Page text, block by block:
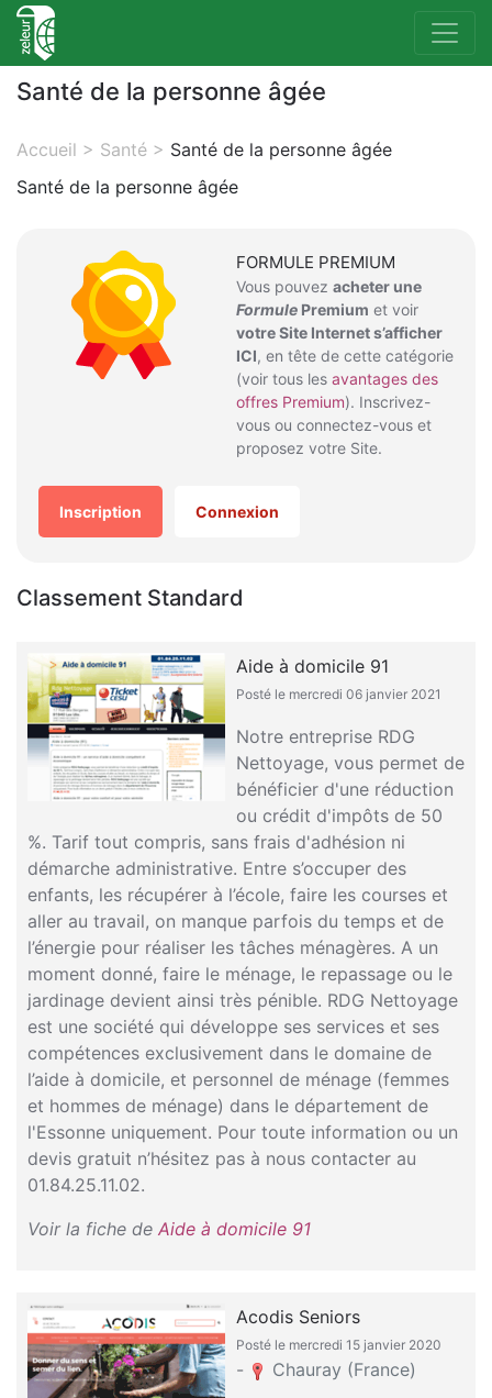
Santé de la personne âgée
Accueil > Santé > Santé de la personne âgée
Santé de la personne âgée
FORMULE PREMIUM
Vous pouvez acheter une
Formule Premium et voir
votre Site Internet s’afficher
ICI, en tête de cette catégorie
(voir tous les avantages des
offres Premium). Inscrivez-
vous ou connectez-vous et
proposez votre Site.
Inscription Connexion
Classement Standard
Aide à domicile 91
Posté le mercredi 06 janvier 2021
Notre entreprise RDG
Nettoyage, vous permet de
bénéficier d'une réduction
ou crédit d'impôts de 50
%. Tarif tout compris, sans frais d'adhésion ni
démarche administrative. Entre s’occuper des
enfants, les récupérer à l’école, faire les courses et
aller au travail, on manque parfois du temps et de
l’énergie pour réaliser les tâches ménagères. A un
moment donné, faire le ménage, le repassage ou le
jardinage devient ainsi très pénible. RDG Nettoyage
est une société qui développe ses services et ses
compétences exclusivement dans le domaine de
l’aide à domicile, et personnel de ménage (femmes
et hommes de ménage) dans le département de
l'Essonne uniquement. Pour toute information ou un
devis gratuit n’hésitez pas à nous contacter au
01.84.25.11.02.
Voir la fiche de Aide à domicile 91
Acodis Seniors
Posté le mercredi 15 janvier 2020
-
Chauray (France)